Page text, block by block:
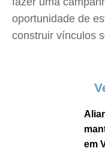
oportunidade de
construir vínculos
em